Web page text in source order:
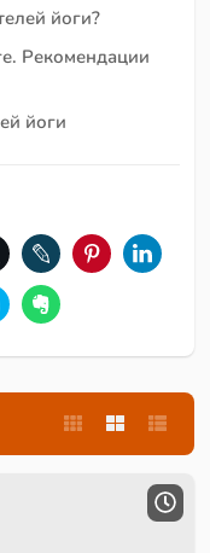
йоги?
Рекомендации
йоги